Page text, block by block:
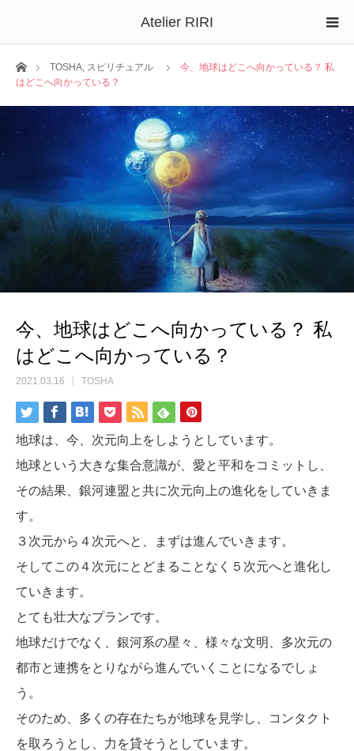
Atelier RIRI
ホームTOSHA, スピリチュアル
今、地球はどこへ向かっている？ 私
はどこへ向かっている？
今、地球はどこへ向かっている？ 私
はどこへ向かっている？
2021.03.16 TOSHA
地球は、今、次元向上をしようとしています。
地球という大きな集合意識が、愛と平和をコミットし、
その結果、銀河連盟と共に次元向上の進化をしていきま
す。
３次元から４次元へと、まずは進んでいきます。
そしてこの４次元にとどまることなく５次元へと進化し
ていきます。
とても壮大なプランです。
地球だけでなく、銀河系の星々、様々な文明、多次元の
都市と連携をとりながら進んでいくことになるでしょ
う。
そのため、多くの存在たちが地球を見学し、コンタクト
を取ろうとし、力を貸そうとしています。